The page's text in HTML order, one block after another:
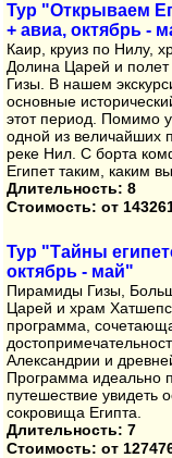
Тур "Открываем
+ авиа, октябрь -
Каир, круиз по Нилу,
Долина Царей и
Гизы. В нашем
основные
этот период. Помимо
одной из величайших
реке Нил. С борта
Египет таким, каким
Длительность: 8
Стоимость: от
Тур "Тайны
октябрь - май"
Пирамиды Гизы,
Царей и храм
программа,
Александрии и
Программа идеально
путешествие увидеть
сокровища Египта.
Длительность: 7
Стоимость: от